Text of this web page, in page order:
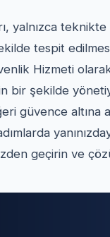
yalnızca
tespit
Hizmeti
bir şekilde
güvence
geçirin ve